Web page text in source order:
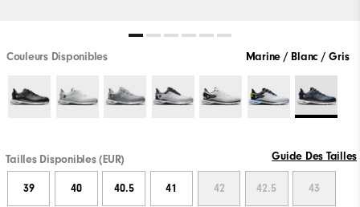
Couleurs Disponibles Marine / Blanc / Gris
Tailles Disponibles (EUR) Guide Des Tailles
39 40 40.5 41 42 42.5 43